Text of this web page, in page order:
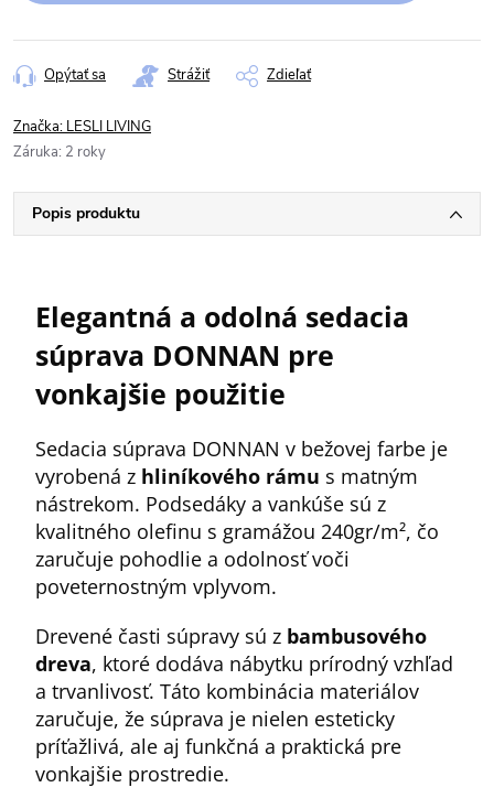
Opýtať sa Strážiť Zdieľať
Značka: LESLI LIVING
Záruka: 2 roky
Popis produktu
Elegantná a odolná sedacia
súprava DONNAN pre
vonkajšie použitie
Sedacia súprava DONNAN v bežovej farbe je
vyrobená z hliníkového rámu s matným
nástrekom. Podsedáky a vankúše sú z
kvalitného olefinu s gramážou 240gr/m², čo
zaručuje pohodlie a odolnosť voči
poveternostným vplyvom.
Drevené časti súpravy sú z bambusového
dreva, ktoré dodáva nábytku prírodný vzhľad
a trvanlivosť. Táto kombinácia materiálov
zaručuje, že súprava je nielen esteticky
príťažlivá, ale aj funkčná a praktická pre
vonkajšie prostredie.